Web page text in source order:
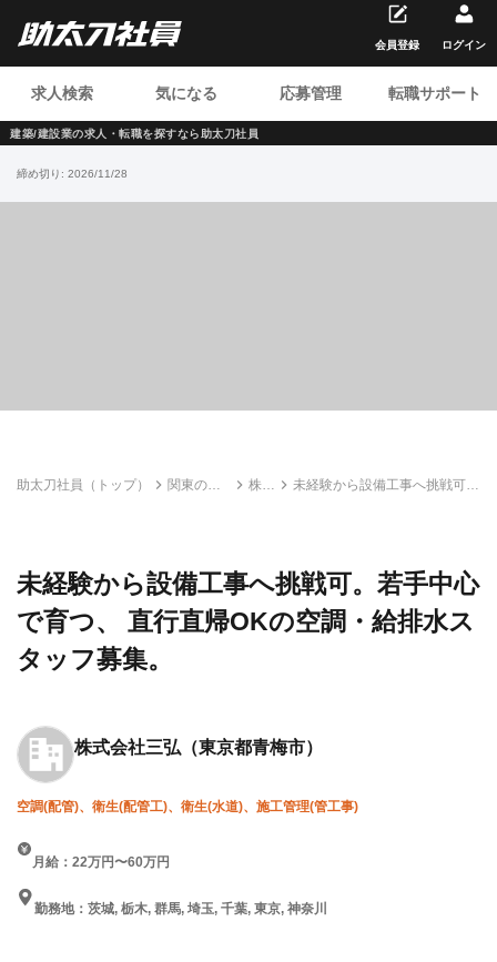
建築/建設業の求人・転職を探すなら助太刀社員
求人検索 気になる 応募管理 転職サポート
会員登録 ログイン
締め切り: 2026/11/28
助太刀社員（トップ）
関東の建
株式
未経験から設備工事へ挑戦可。
未経験から設備工事へ挑戦可。若手中心
で育つ、 直行直帰OKの空調・給排水ス
タッフ募集。
株式会社三弘 （東京都青梅市）
空調(配管)、衛生(配管工)、衛生(水道)、施工管理(管工事)
月給：22万円〜60万円
勤務地：茨城, 栃木, 群馬, 埼玉, 千葉, 東京, 神奈川